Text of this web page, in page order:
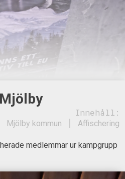
Innehåll:
Affischering
Mjölby kommun
medlemmar ur kampgrupp